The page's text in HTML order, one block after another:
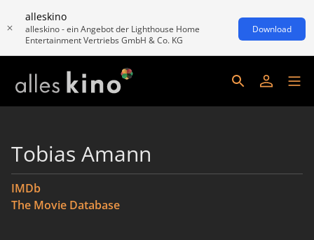
alleskino
alleskino - ein Angebot der Lighthouse Home
Entertainment Vertriebs GmbH & Co. KG
Download
Tobias Amann
IMDb
The Movie Database